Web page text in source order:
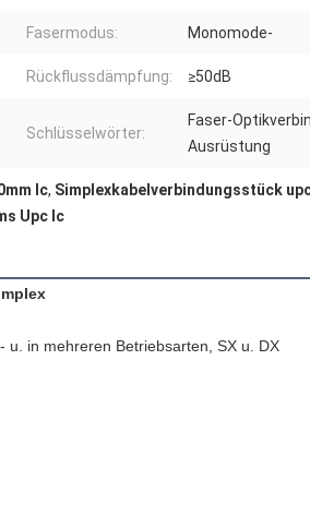
Fasermodus: Monomode-
Rückflussdämpfung: ≥50dB
Schlüsselwörter:
Faser-
Ausrüstung
lc, Simplexkabelverbindungsstück
Upc lc
u. in mehreren Betriebsarten, SX u. DX